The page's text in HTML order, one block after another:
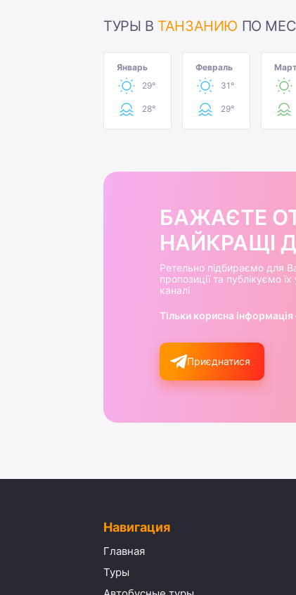
ТУРЫ В ТАНЗАНИЮ ПО
Январь
29°
28°
Февраль
31°
29°
БАЖАЄТЕ
НАЙКРАЩІ
Ретельно підбираємо для
пропозиції та публікуємо
каналі
Тільки корисна
Приєднатися
Навигация
Главная
Туры